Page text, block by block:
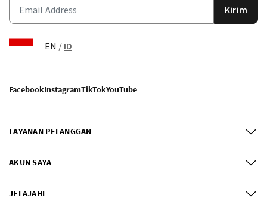
Kirim
EN / ID
FacebookInstagramTikTokYouTube
LAYANAN PELANGGAN
AKUN SAYA
JELAJAHI